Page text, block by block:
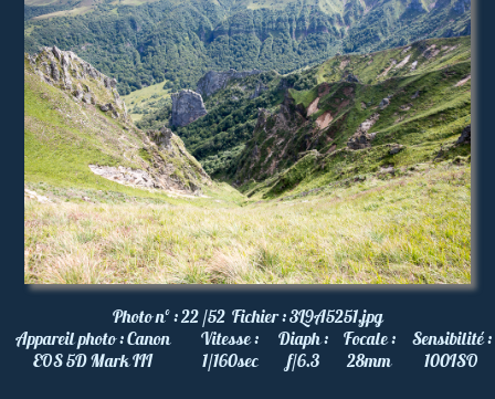
Photo nº :22 /52 Fichier :3L9A5251.jpg
Appareil photo :Canon
EOS 5D Mark III
Vitesse :
1/160sec
Diaph :
f/6.3
Focale :
28mm
Sensibilité :
100ISO